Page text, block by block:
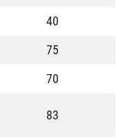
40
75
70
83